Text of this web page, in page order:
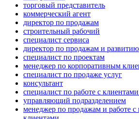
торговый представитель
коммерческий агент
директор по продажам
строительный рабочий
специалист сервиса
директор по продажам и развитию
специалист по проектам
менеджер по корпоративным
специалист по продаже услуг
консультант
специалист по работе с
управляющий подразделением
менеджер по продажам и работе